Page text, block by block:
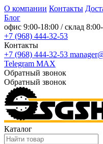
О компании Контакты
Блог
офис 9:00-18:00 / склад
+7 (968) 444-32-53
Контакты
+7 (968) 444-32-53
Telegram MAX
Обратный звонок
Обратный звонок
Каталог